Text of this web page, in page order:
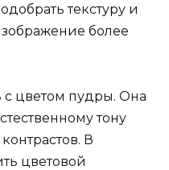
текстуру и
более
с цветом пудры. Она
тону
В
цветовой